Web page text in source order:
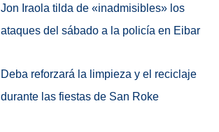
Jon Iraola tilda de «inadmisibles» los
ataques del sábado a la policía en Eibar
Deba reforzará la limpieza y el reciclaje
durante las fiestas de San Roke